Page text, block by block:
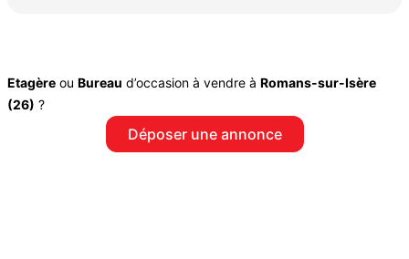
Etagère ou Bureau d’occasion à vendre à Romans-sur-Isère
(26) ?
Déposer une annonce